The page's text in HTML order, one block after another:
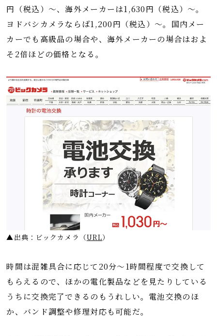
円（税込）～、海外メーカーは1,630円（税込）～。
ヨドバシカメラならば1,200円（税込）～。国内メー
カーでも高級品の場合や、海外メーカーの場合はおよ
そ2倍ほどの価格となる。
▲出典：ビックカメラ （URL）
時間は混雑具合に応じて20分～1時間程度で交換して
もらえるので、ほかの電化製品などを見たりしている
うちに交換完了できるのもうれしい。電池交換のほ
か、バンド調整や修理対応も可能だ。